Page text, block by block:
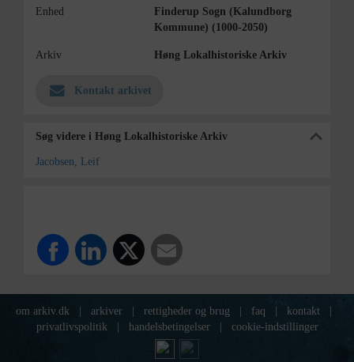
Enhed
Finderup Sogn (Kalundborg
Kommune) (1000-2050)
Arkiv Høng Lokalhistoriske Arkiv
Kontakt arkivet
Søg videre i Høng Lokalhistoriske Arkiv
Jacobsen, Leif
om arkiv.dk arkiver rettigheder og brug faq kontakt
privatlivspolitik
handelsbetingelser cookie-indstillinger